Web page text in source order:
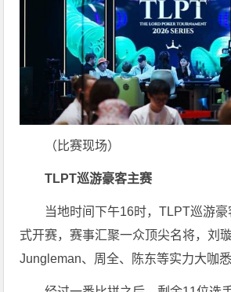
（比赛现场）
TLPT巡游豪客主赛
当地时间下午16时，TLPT巡游
式开赛，赛事汇聚一众顶尖名将，刘
Jungleman、周全、陈东等实力大咖悉